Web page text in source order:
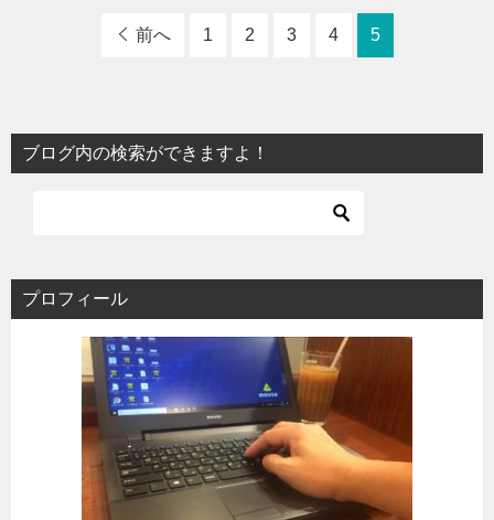
前へ 1 2 3 4 5
ブログ内の検索ができますよ！
プロフィール